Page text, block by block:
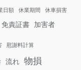
日額 休業期間 休車損害
免責証書 加害者
慰謝料計算
流れ 物損